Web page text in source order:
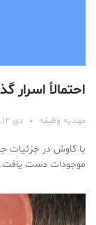
احتمالاً
مهدیه وظیفه دی ۱۲, ۱۳۹۶
با کاوش در جزئیات
موجودات دست یافت.